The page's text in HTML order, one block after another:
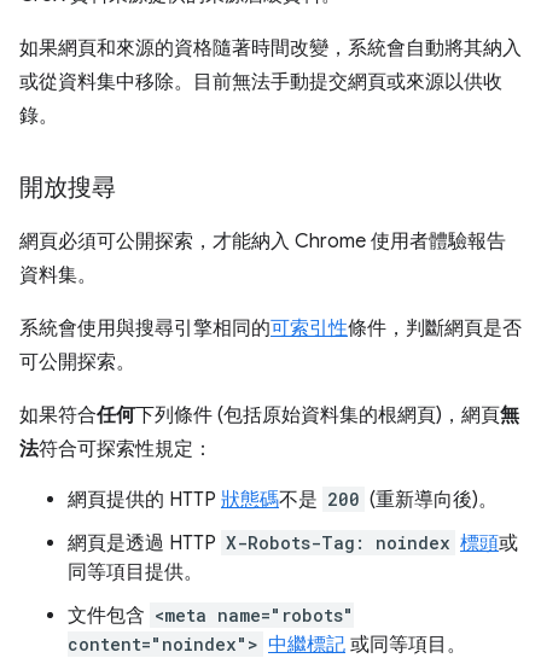
如果網頁和來源的資格隨著時間改變，系統會自動將其納入
或從資料集中移除。目前無法手動提交網頁或來源以供收
錄。
開放搜尋
網頁必須可公開探索，才能納入 Chrome 使用者體驗報告
資料集。
系統會使用與搜尋引擎相同的可索引性條件，判斷網頁是否
可公開探索。
如果符合任何下列條件 (包括原始資料集的根網頁)，網頁無
法符合可探索性規定：
網頁提供的 HTTP 狀態碼不是 200 (重新導向後)。
網頁是透過 HTTP X-Robots-Tag: noindex 標頭或
同等項目提供。
文件包含 <meta name="robots"
content="noindex"> 中繼標記 或同等項目。